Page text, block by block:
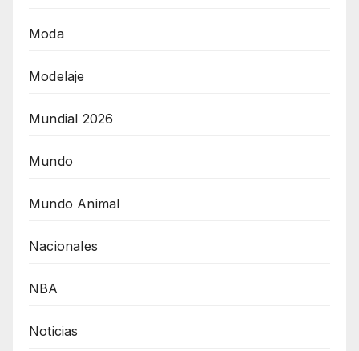
Moda
Modelaje
Mundial 2026
Mundo
Mundo Animal
Nacionales
NBA
Noticias